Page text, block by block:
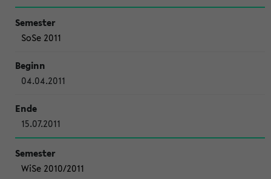
SoSe 2011
04.04.2011
15.07.2011
WiSe 2010/2011